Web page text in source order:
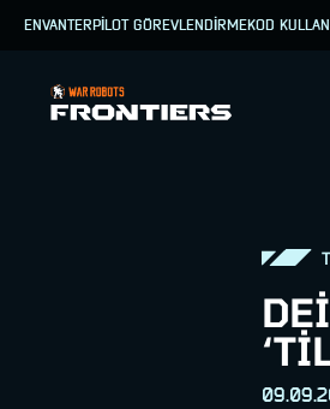
ENVANTERPİLOT GÖREVLENDİRMEKOD KULLAN